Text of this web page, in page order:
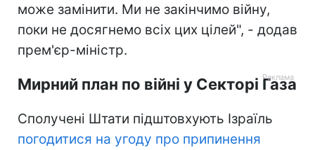
може замінити. Ми не закінчимо війну,
поки не досягнемо всіх цих цілей", - додав
прем'єр-міністр.
Мирний план по війні у Секторі Газа
Сполучені Штати підштовхують Ізраїль
погодитися на угоду про припинення